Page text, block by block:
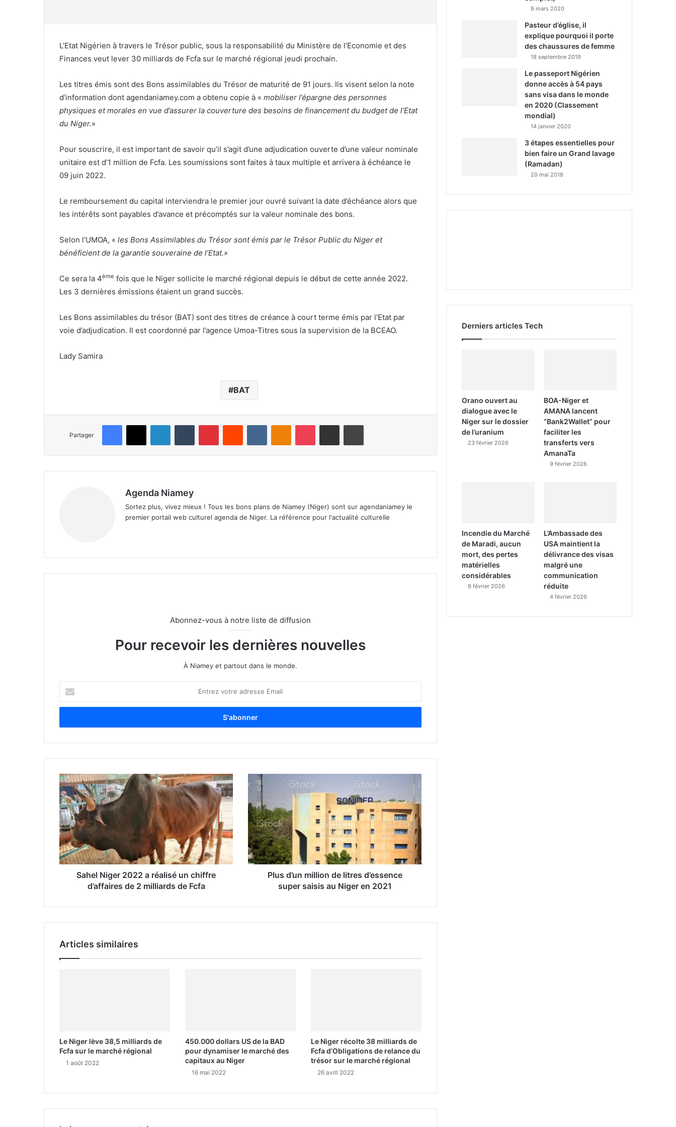
L’Etat Nigérien à travers le Trésor public, sous la responsabilité du Ministère de l’Economie et des
Finances veut lever 30 milliards de Fcfa sur le marché régional jeudi prochain.
Les titres émis sont des Bons assimilables du Trésor de maturité de 91 jours. Ils visent selon la note
d’information dont agendaniamey.com a obtenu copie à « mobiliser l’épargne des personnes
physiques et morales en vue d’assurer la couverture des besoins de financement du budget de l’Etat
du Niger.»
Pour souscrire, il est important de savoir qu’il s’agit d’une adjudication ouverte d’une valeur nominale
unitaire est d’1 million de Fcfa. Les soumissions sont faites à taux multiple et arrivera à échéance le
09 juin 2022.
Le remboursement du capital interviendra le premier jour ouvré suivant la date d’échéance alors que
les intérêts sont payables d’avance et précomptés sur la valeur nominale des bons.
Selon l’UMOA, « les Bons Assimilables du Trésor sont émis par le Trésor Public du Niger et
bénéficient de la garantie souveraine de l’Etat.»
Ce sera la 4ème fois que le Niger sollicite le marché régional depuis le début de cette année 2022.
Les 3 dernières émissions étaient un grand succès.
Les Bons assimilables du trésor (BAT) sont des titres de créance à court terme émis par l’Etat par
voie d’adjudication. Il est coordonné par l’agence Umoa-Titres sous la supervision de la BCEAO.
Lady Samira
BAT
Partager
Agenda Niamey
Sortez plus, vivez mieux ! Tous les bons plans de Niamey (Niger) sont sur agendaniamey le
premier portail web culturel agenda de Niger. La référence pour l'actualité culturelle
Abonnez-vous à notre liste de diffusion
Pour recevoir les dernières nouvelles
À Niamey et partout dans le monde.
t
e
o
r
e
a
d
r
e
s
s
e
i
Sahel Niger 2022 a réalisé un chiffre
d’affaires de 2 milliards de Fcfa
Plus d’un million de litres d’essence
super saisis au Niger en 2021
Articles similaires
Le Niger lève 38,5 milliards de
Fcfa sur le marché régional
1 août 2022
450.000 dollars US de la BAD
pour dynamiser le marché des
capitaux au Niger
16 mai 2022
Le Niger récolte 38 milliards de
Fcfa d’Obligations de relance du
trésor sur le marché régional
26 avril 2022
9 mars 2020
Pasteur d’église, il
explique pourquoi il porte
des chaussures de femme
18 septembre 2019
Le passeport Nigérien
donne accès à 54 pays
sans visa dans le monde
en 2020 (Classement
mondial)
14 janvier 2020
3 étapes essentielles pour
bien faire un Grand lavage
(Ramadan)
20 mai 2018
Derniers articles Tech
Orano ouvert au
dialogue avec le
Niger sur le dossier
de l’uranium
23 février 2026
BOA-Niger et
AMANA lancent
“Bank2Wallet” pour
faciliter les
transferts vers
AmanaTa
9 février 2026
Incendie du Marché
de Maradi, aucun
mort, des pertes
matérielles
considérables
9 février 2026
L’Ambassade des
USA maintient la
délivrance des visas
malgré une
communication
réduite
4 février 2026